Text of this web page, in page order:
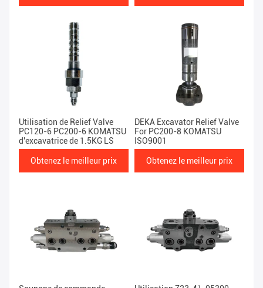
Utilisation de Relief Valve
PC120-6 PC200-6 KOMATSU
d'excavatrice de 1.5KG LS
Obtenez le meilleur prix
DEKA Excavator Relief Valve
For PC200-8 KOMATSU
ISO9001
Obtenez le meilleur prix